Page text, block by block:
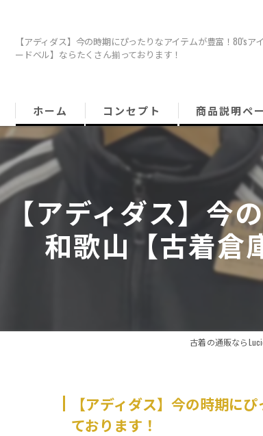
【アディダス】今の時期にぴったりなアイテムが豊富！80's
ードベル】ならたくさん揃っております！
ホーム コンセプト 商品説明ペ
【アディダス】今
和歌山【古着倉
古着の通販なら
【アディダス】今の時期に
ております！